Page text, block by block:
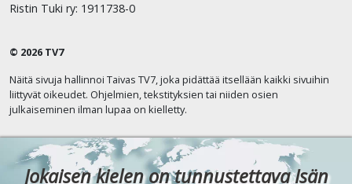
Ristin Tuki ry: 1911738-0
© 2026 TV7
Näitä sivuja hallinnoi Taivas TV7, joka pidättää itsellään kaikki sivuihin
liittyvät oikeudet. Ohjelmien, tekstityksien tai niiden osien
julkaiseminen ilman lupaa on kielletty.
Jokaisen kielen on tunnustettava Isän